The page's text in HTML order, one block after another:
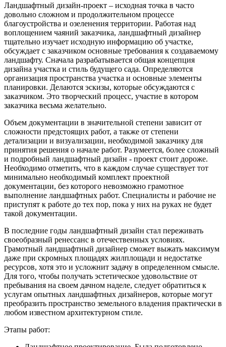
Ландшафтный дизайн-проект – исходная точка в часто
довольно сложном и продолжительном процессе
благоустройства и озеленения территории. Работая над
воплощением чаяний заказчика, ландшафтный дизайнер
тщательно изучает исходную информацию об участке,
обсуждает с заказчиком основные требования к создаваемому
ландшафту. Сначала разрабатывается общая концепция
дизайна участка и стиль будущего сада. Определяются
организация пространства участка и основные элементы
планировки. Делаются эскизы, которые обсуждаются с
заказчиком. Это творческий процесс, участие в котором
заказчика весьма желательно.
Объем документации в значительной степени зависит от
сложности предстоящих работ, а также от степени
детализации и визуализации, необходимой заказчику для
принятия решения о начале работ. Разумеется, более сложный
и подробный ландшафтный дизайн - проект стоит дороже.
Необходимо отметить, что в каждом случае существует тот
минимально необходимый комплект проектной
документации, без которого невозможно грамотное
выполнение ландшафтных работ. Специалисты и рабочие не
приступят к работе до тех пор, пока у них на руках не будет
такой документации.
В последние годы ландшафтный дизайн стал переживать
своеобразный ренессанс в отечественных условиях.
Грамотный ландшафтный дизайнер сможет выжать максимум
даже при скромных площадях жилплощади и недостатке
ресурсов, хотя это и усложнит задачу в определенном смысле.
Для того, чтобы получать эстетическое удовольствие от
пребывания на своем дачном наделе, следует обратиться к
услугам опытных ландшафтных дизайнеров, которые могут
преобразить пространство земельного владения практически в
любом известном архитектурном стиле.
Этапы работ: